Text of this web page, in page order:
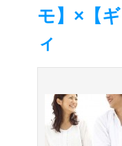
モ】×【
ィ